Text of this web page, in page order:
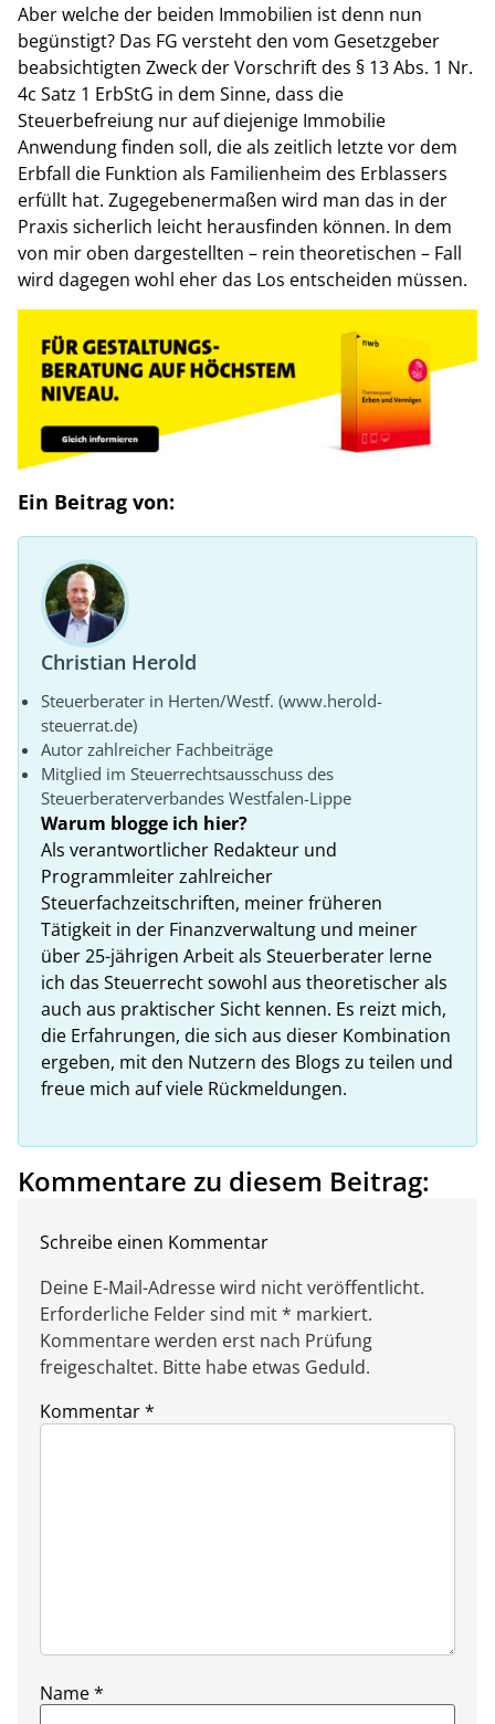
Aber welche der beiden Immobilien ist denn nun
begünstigt? Das FG versteht den vom Gesetzgeber
beabsichtigten Zweck der Vorschrift des § 13 Abs. 1 Nr.
4c Satz 1 ErbStG in dem Sinne, dass die
Steuerbefreiung nur auf diejenige Immobilie
Anwendung finden soll, die als zeitlich letzte vor dem
Erbfall die Funktion als Familienheim des Erblassers
erfüllt hat. Zugegebenermaßen wird man das in der
Praxis sicherlich leicht herausfinden können. In dem
von mir oben dargestellten – rein theoretischen – Fall
wird dagegen wohl eher das Los entscheiden müssen.
Ein Beitrag von:
Christian Herold
Steuerberater in Herten/Westf. (www.herold-
steuerrat.de)
Autor zahlreicher Fachbeiträge
Mitglied im Steuerrechtsausschuss des
Steuerberaterverbandes Westfalen-Lippe
Warum blogge ich hier?
Als verantwortlicher Redakteur und
Programmleiter zahlreicher
Steuerfachzeitschriften, meiner früheren
Tätigkeit in der Finanzverwaltung und meiner
über 25-jährigen Arbeit als Steuerberater lerne
ich das Steuerrecht sowohl aus theoretischer als
auch aus praktischer Sicht kennen. Es reizt mich,
die Erfahrungen, die sich aus dieser Kombination
ergeben, mit den Nutzern des Blogs zu teilen und
freue mich auf viele Rückmeldungen.
Kommentare zu diesem Beitrag:
Schreibe einen Kommentar
Deine E-Mail-Adresse wird nicht veröffentlicht.
Erforderliche Felder sind mit * markiert.
Kommentare werden erst nach Prüfung
freigeschaltet. Bitte habe etwas Geduld.
Kommentar*
Name*